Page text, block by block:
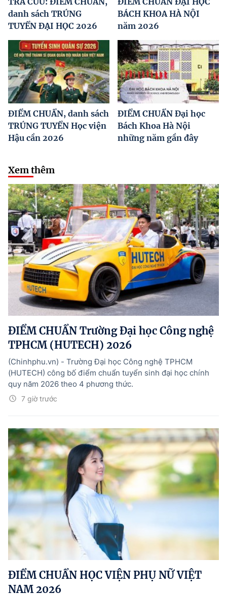
danh sách TRÚNG
TUYỂN ĐẠI HỌC 2026
BÁCH KHOA HÀ NỘI
năm 2026
ĐIỂM CHUẨN, danh sách
TRÚNG TUYỂN Học viện
Hậu cần 2026
ĐIỂM CHUẨN Đại học
Bách Khoa Hà Nội
những năm gần đây
Xem thêm
ĐIỂM CHUẨN Trường Đại học Công nghệ
TPHCM (HUTECH) 2026
7 giờ trước
(Chinhphu.vn) - Trường Đại học Công nghệ TPHCM
(HUTECH) công bố điểm chuẩn tuyển sinh đại học chính
quy năm 2026 theo 4 phương thức.
ĐIỂM CHUẨN HỌC VIỆN PHỤ NỮ VIỆT
NAM 2026